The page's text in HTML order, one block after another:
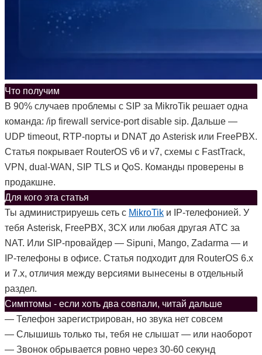
Что получим
В 90% случаев проблемы с SIP за MikroTik решает одна
команда: /ip firewall service-port disable sip. Дальше —
UDP timeout, RTP-порты и DNAT до Asterisk или FreePBX.
Статья покрывает RouterOS v6 и v7, схемы с FastTrack,
VPN, dual-WAN, SIP TLS и QoS. Команды проверены в
продакшне.
Для кого эта статья
Ты администрируешь сеть с MikroTik и IP-телефонией. У
тебя Asterisk, FreePBX, 3CX или любая другая АТС за
NAT. Или SIP-провайдер — Sipuni, Mango, Zadarma — и
IP-телефоны в офисе. Статья подходит для RouterOS 6.x
и 7.x, отличия между версиями вынесены в отдельный
раздел.
Симптомы - если хоть два совпали, читай дальше
— Телефон зарегистрирован, но звука нет совсем
— Слышишь только ты, тебя не слышат — или наоборот
— Звонок обрывается ровно через 30-60 секунд